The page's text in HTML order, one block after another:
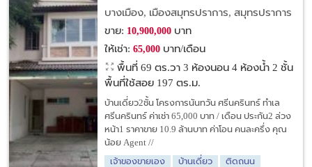
บางเมือง, เมืองสมุทรปราการ, สมุทรปราการ
ขาย: 10,900,000บาท
ให้เช่า: 65,000บาท/เดือน
พื้นที่ 69 ตร.วา 3 ห้องนอน 4 ห้องน้ำ 2 ชั้น
พื้นที่ใช้สอย 197 ตร.ม.
บ้านเดี่ยว2ชั้น โครงการนันทวัน ศรีนครินทร์ ทำเล
ศรีนครินทร์ ค่าเช่า 65,000 บาท / เดือน ประกัน2 ล่วง
หน้า1 ราคาขาย 10.9 ล้านบาท ค่าโอน คนละครึ่ง คุณ
น้อย Agent //
เจ้าของขายเอง
บ้านเดี่ยว
ติดถนน